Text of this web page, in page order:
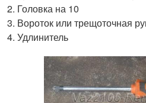
Головка на 10
Вороток или трещоточная
Удлинитель